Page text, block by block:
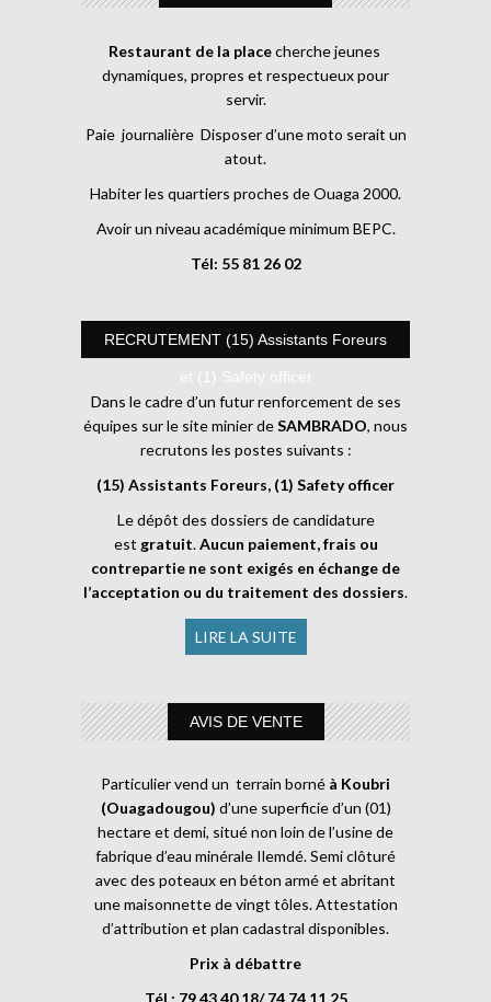
Restaurant de la placecherche jeunes
dynamiques, propres et respectueux pour
servir.
Paie journalière Disposer d’une moto serait un
atout.
Habiter les quartiers proches de Ouaga 2000.
Avoir un niveau académique minimum BEPC.
Tél: 55 81 26 02
RECRUTEMENT (15) Assistants Foreurs
et (1) Safety officer
Dans le cadre d’un futur renforcement de ses
équipes sur le site minier deSAMBRADO, nous
recrutons les postes suivants :
(15) Assistants Foreurs, (1) Safety officer
Le dépôt des dossiers de candidature
est gratuit.Aucun paiement, frais ou
contrepartie ne sont exigés en échange de
l’acceptation ou du traitement des dossiers.
LIRE LA SUITE
AVIS DE VENTE
Particulier vend un terrain borné à Koubri
(Ouagadougou) d’une superficie d’un (01)
hectare et demi, situé non loin de l’usine de
fabrique d’eau minérale Ilemdé. Semi clôturé
avec des poteaux en béton armé et abritant
une maisonnette de vingt tôles. Attestation
d’attribution et plan cadastral disponibles.
Prix à débattre